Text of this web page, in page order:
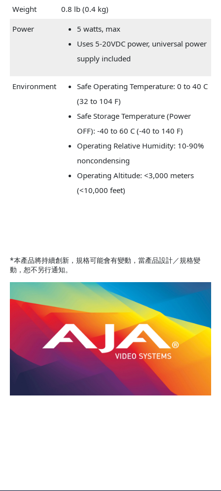
Weight
0.8 lb (0.4 kg)
Power
5 watts, max
Uses 5-20VDC power, universal power
supply included
Environment
Safe Operating Temperature: 0 to 40 C
(32 to 104 F)
Safe Storage Temperature (Power
OFF): -40 to 60 C (-40 to 140 F)
Operating Relative Humidity: 10-90%
noncondensing
Operating Altitude: <3,000 meters
(<10,000 feet)
*本產品將持續創新，規格可能會有變動，當產品設計／規格變
動，恕不另行通知。